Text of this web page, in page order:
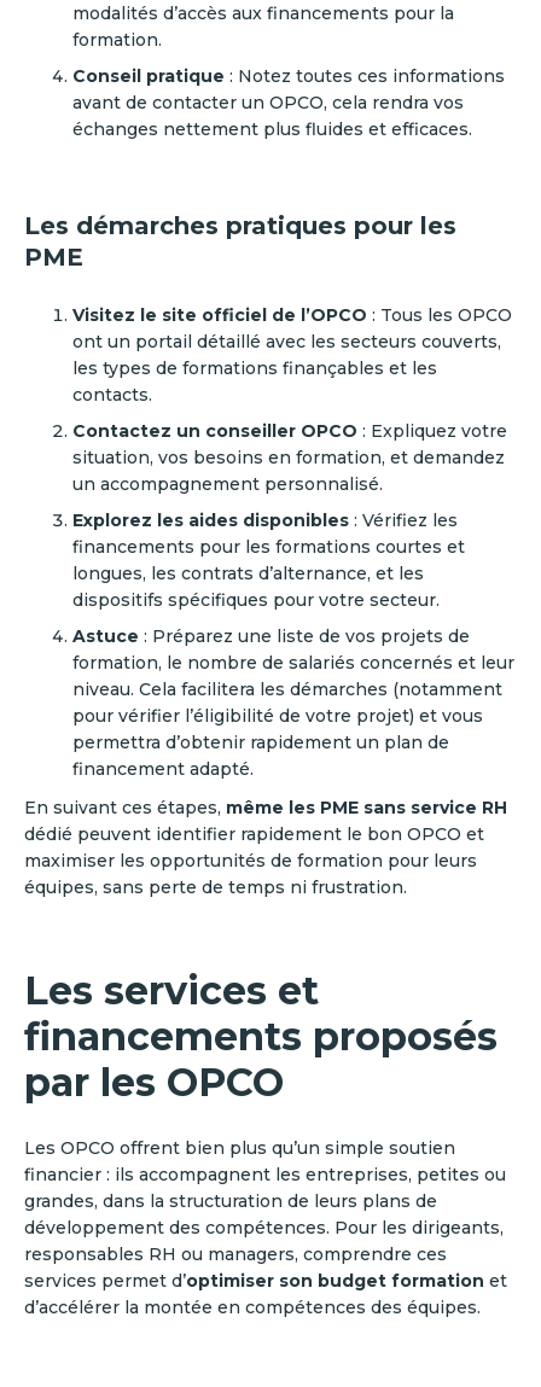
modalités d’accès aux financements pour la
formation.
Conseil pratique : Notez toutes ces informations
avant de contacter un OPCO, cela rendra vos
échanges nettement plus fluides et efficaces.
Les démarches pratiques pour les
PME
Visitez le site officiel de l’OPCO : Tous les OPCO
ont un portail détaillé avec les secteurs couverts,
les types de formations finançables et les
contacts.
Contactez un conseiller OPCO : Expliquez votre
situation, vos besoins en formation, et demandez
un accompagnement personnalisé.
Explorez les aides disponibles : Vérifiez les
financements pour les formations courtes et
longues, les contrats d’alternance, et les
dispositifs spécifiques pour votre secteur.
Astuce : Préparez une liste de vos projets de
formation, le nombre de salariés concernés et leur
niveau. Cela facilitera les démarches (notamment
pour vérifier l’éligibilité de votre projet) et vous
permettra d’obtenir rapidement un plan de
financement adapté.
En suivant ces étapes, même les PME sans service RH
dédié peuvent identifier rapidement le bon OPCO et
maximiser les opportunités de formation pour leurs
équipes, sans perte de temps ni frustration.
Les services et
financements proposés
par les OPCO
Les OPCO offrent bien plus qu’un simple soutien
financier : ils accompagnent les entreprises, petites ou
grandes, dans la structuration de leurs plans de
développement des compétences. Pour les dirigeants,
responsables RH ou managers, comprendre ces
services permet d’optimiser son budget formation et
d’accélérer la montée en compétences des équipes.